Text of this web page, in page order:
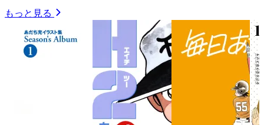
もっと見る